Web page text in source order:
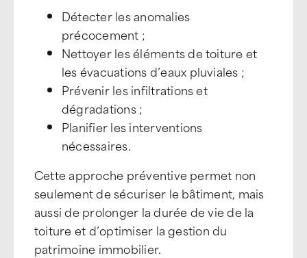
Détecter les anomalies
précocement ;
Nettoyer les éléments de toiture et
les évacuations d’eaux pluviales ;
Prévenir les infiltrations et
dégradations ;
Planifier les interventions
nécessaires.
Cette approche préventive permet non
seulement de sécuriser le bâtiment, mais
aussi de prolonger la durée de vie de la
toiture et d’optimiser la gestion du
patrimoine immobilier.